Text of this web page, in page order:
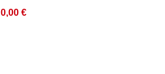
0,00 €